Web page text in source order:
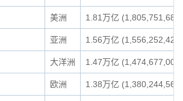
美洲 1.81万亿
亚洲 1.56万亿
大洋洲 1.47万亿
欧洲 1.38万亿